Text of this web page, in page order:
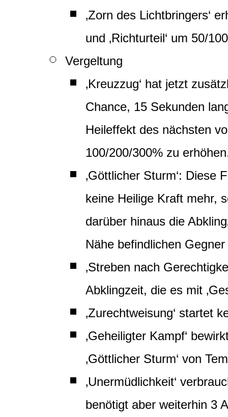
‚Zorn des Lichtbringers‘
und ‚Richturteil‘ um 50/
Vergeltung
‚Kreuzzug‘ hat jetzt
Chance, 15 Sekunden
Heileffekt des nächsten
100/200/300% zu
‚Göttlicher Sturm‘: Diese
keine Heilige Kraft mehr,
darüber hinaus die
Nähe befindlichen
‚Streben nach
Abklingzeit, die es mit
‚Zurechtweisung‘ startet
‚Geheiligter Kampf‘
‚Göttlicher Sturm‘ von
‚Unermüdlichkeit‘
benötigt aber weiterhin 3